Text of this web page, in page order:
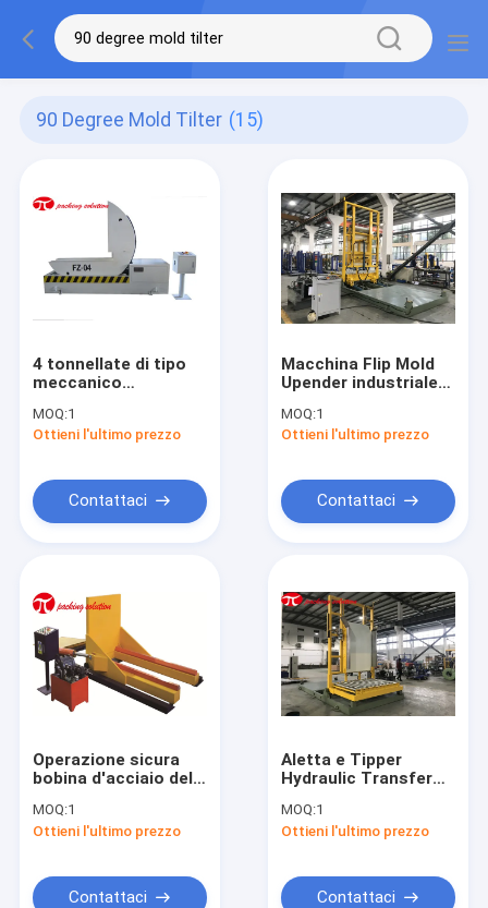
90 Degree Mold Tilter (15)
4 tonnellate di tipo
meccanico
Loading Weight Roll
Upender della muffa
MOQ:1
Ottieni l'ultimo prezzo
Contattaci
Macchina Flip Mold
Upender industriale
della muffa su
misura giralingotti
gradi
MOQ:1
Ottieni l'ultimo prezzo
Contattaci
Operazione sicura
bobina d'acciaio della
dei giralingotti della
bobina della
linea giralingotti
MOQ:1
Ottieni l'ultimo prezzo
Contattaci
Aletta e Tipper
Hydraulic Transfer
automatiche della
muffa un giro di 90
MOQ:1
Ottieni l'ultimo prezzo
Contattaci